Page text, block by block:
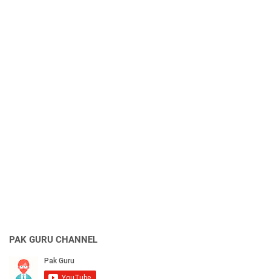
PAK GURU CHANNEL